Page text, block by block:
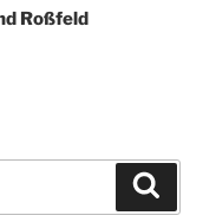
Roßfeld